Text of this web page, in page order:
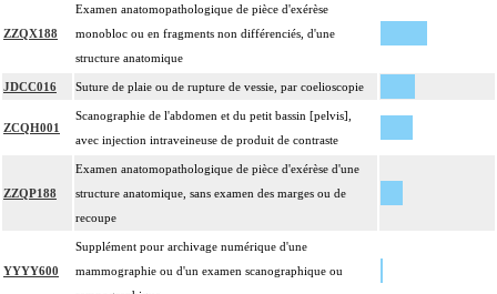
ZZQX188
Examen anatomopathologique de pièce d'exérèse
monobloc ou en fragments non différenciés, d'une
structure anatomique
JDCC016 Suture de plaie ou de rupture de vessie, par coelioscopie
ZCQH001
Scanographie de l'abdomen et du petit bassin [pelvis],
avec injection intraveineuse de produit de contraste
ZZQP188
Examen anatomopathologique de pièce d'exérèse d'une
structure anatomique, sans examen des marges ou de
recoupe
YYYY600
Supplément pour archivage numérique d'une
mammographie ou d'un examen scanographique ou